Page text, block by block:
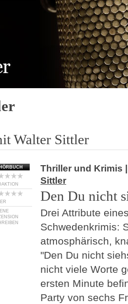
Walter Sittler
Thriller und Krimis
Sittler
Den Du nicht
Drei Attribute
Schwedenkrimis:
atmosphärisch,
"Den Du nicht
nicht viele Worte
ersten Minute
Party von sechs